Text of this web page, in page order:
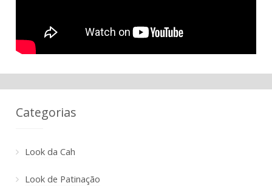
Categorias
Look da Cah
Look de Patinação